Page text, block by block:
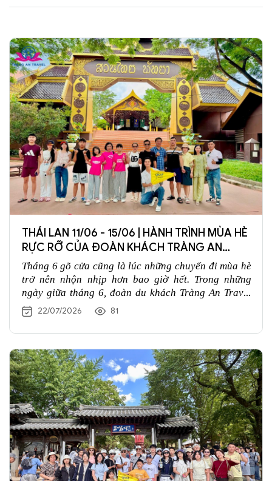
THÁI LAN 11/06 - 15/06 | HÀNH TRÌNH MÙA HÈ
RỰC RỠ CỦA ĐOÀN KHÁCH TRÀNG AN
TRAVEL
Tháng 6 gõ cửa cũng là lúc những chuyến đi mùa hè
trở nên nhộn nhịp hơn bao giờ hết. Trong những
ngày giữa tháng 6, đoàn du khách Tràng An Travel
đã cùng nhau khởi hành đến xứ sở Chùa Vàng, bắt
đầu hành trình khám phá Thái Lan với thật nhiều
niềm vui và những trải nghiệm đáng nhớ.
22/07/2026 81